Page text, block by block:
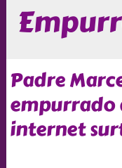
Padre
empurrado
internet